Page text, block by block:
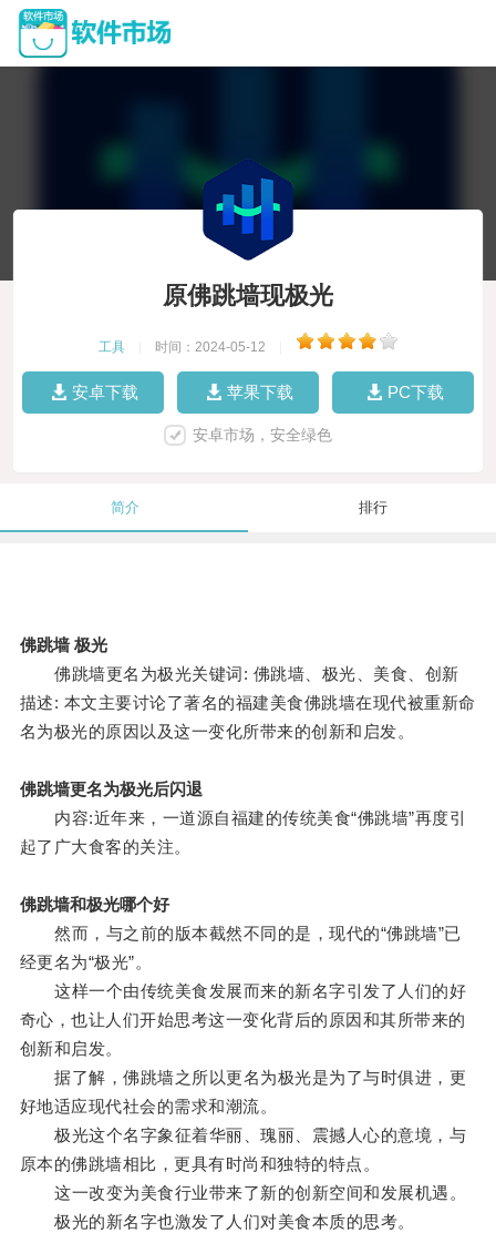
原佛跳墙现极光
工具 时间：2024-05-12
安卓下载 苹果下载 PC下载
安卓市场，安全绿色
简介 排行
佛跳墙 极光
佛跳墙更名为极光关键词: 佛跳墙、极光、美食、创新
描述: 本文主要讨论了著名的福建美食佛跳墙在现代被重新命
名为极光的原因以及这一变化所带来的创新和启发。
佛跳墙更名为极光后闪退
内容:近年来，一道源自福建的传统美食“佛跳墙”再度引
起了广大食客的关注。
佛跳墙和极光哪个好
然而，与之前的版本截然不同的是，现代的“佛跳墙”已
经更名为“极光”。
这样一个由传统美食发展而来的新名字引发了人们的好
奇心，也让人们开始思考这一变化背后的原因和其所带来的
创新和启发。
据了解，佛跳墙之所以更名为极光是为了与时俱进，更
好地适应现代社会的需求和潮流。
极光这个名字象征着华丽、瑰丽、震撼人心的意境，与
原本的佛跳墙相比，更具有时尚和独特的特点。
这一改变为美食行业带来了新的创新空间和发展机遇。
极光的新名字也激发了人们对美食本质的思考。